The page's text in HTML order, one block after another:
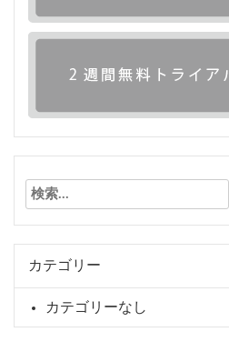
検
カテゴリー
カテゴリーなし